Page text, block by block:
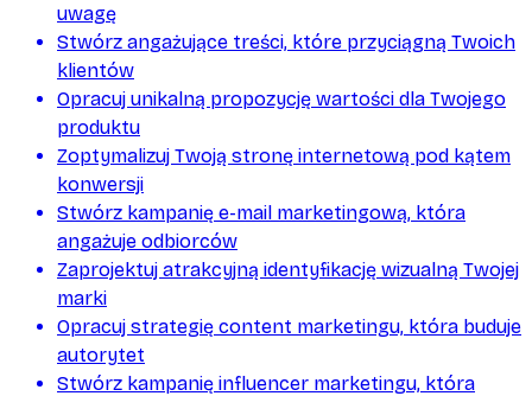
uwagę
Stwórz angażujące treści, które przyciągną Twoich
klientów
Opracuj unikalną propozycję wartości dla Twojego
produktu
Zoptymalizuj Twoją stronę internetową pod kątem
konwersji
Stwórz kampanię e-mail marketingową, która
angażuje odbiorców
Zaprojektuj atrakcyjną identyfikację wizualną Twojej
marki
Opracuj strategię content marketingu, która buduje
autorytet
Stwórz kampanię influencer marketingu, która